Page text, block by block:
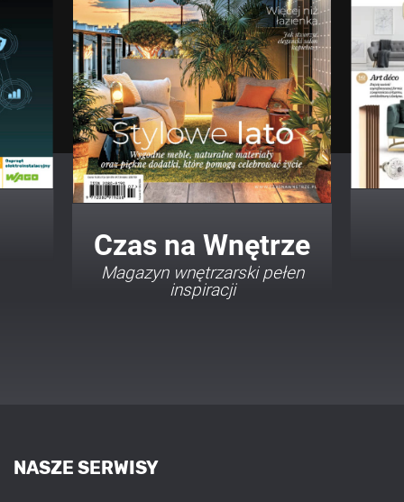
Twój Dom Twój Styl
Porady i inspiracje w
najmodniejszych stylach
NASZE SERWISY